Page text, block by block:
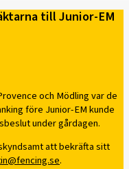
till Junior-EM
och Mödling var de
före Junior-EM kunde
under gårdagen.
att bekräfta sitt
.